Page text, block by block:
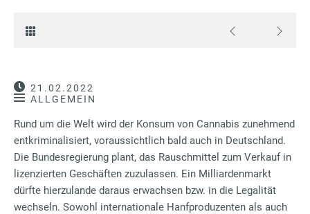
21.02.2022
ALLGEMEIN
Rund um die Welt wird der Konsum von Cannabis zunehmend
entkriminalisiert, voraussichtlich bald auch in Deutschland.
Die Bundesregierung plant, das Rauschmittel zum Verkauf in
lizenzierten Geschäften zuzulassen. Ein Milliardenmarkt
dürfte hierzulande daraus erwachsen bzw. in die Legalität
wechseln. Sowohl internationale Hanfproduzenten als auch